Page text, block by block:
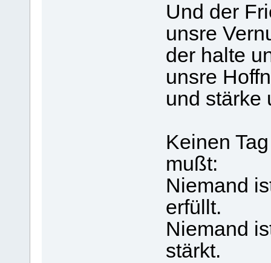
Und der
unsre
der halte
unsre
und stärke
Keinen
mußt:
Niemand
erfüllt.
Niemand
stärkt.